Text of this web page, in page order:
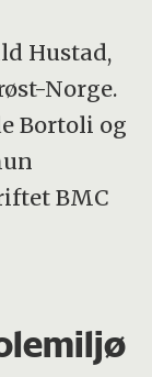
Hustad,
Norge.
Bortoli og
BMC